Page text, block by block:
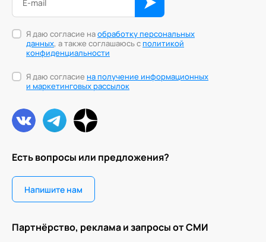
Есть вопросы или предложения?
Напишите нам
Партнёрство, реклама и запросы от СМИ
Я даю согласие наобработку персональных
данных, а также соглашаюсь сполитикой
конфиденциальности
Я даю согласие на получение информационных
и маркетинговых рассылок